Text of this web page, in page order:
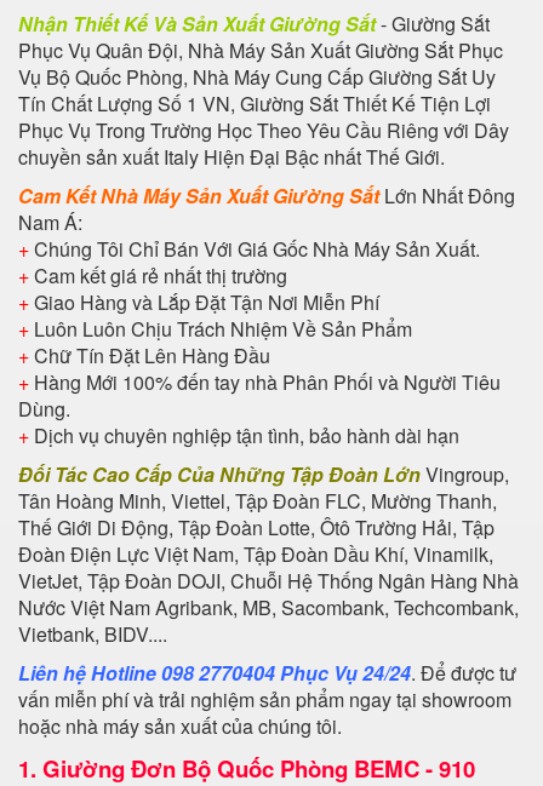
Nhận Thiết Kế Và Sản Xuất Giường Sắt- Giường Sắt
Phục Vụ Quân Đội, Nhà Máy Sản Xuất Giường Sắt Phục
Vụ Bộ Quốc Phòng, Nhà Máy Cung Cấp Giường Sắt Uy
Tín Chất Lượng Số 1 VN, Giường Sắt Thiết Kế Tiện Lợi
Phục Vụ Trong Trường Học Theo Yêu Cầu Riêng với Dây
chuyền sản xuất Italy Hiện Đại Bậc nhất Thế Giới.
Cam Kết Nhà Máy Sản Xuất Giường SắtLớn Nhất Đông
Nam Á:
+Chúng Tôi Chỉ Bán Với Giá Gốc Nhà Máy Sản Xuất.
+Cam kết giá rẻ nhất thị trường
+Giao Hàng và Lắp Đặt Tận Nơi Miễn Phí
+ Luôn Luôn Chịu Trách Nhiệm Về Sản Phẩm
+Chữ Tín Đặt Lên Hàng Đầu
+ Hàng Mới 100% đến tay nhà Phân Phối và Người Tiêu
Dùng.
+ Dịch vụ chuyên nghiệp tận tình, bảo hành dài hạn
Đối Tác Cao Cấp Của Những Tập Đoàn LớnVingroup,
Tân Hoàng Minh, Viettel, Tập Đoàn FLC, Mường Thanh,
Thế Giới Di Động, Tập Đoàn Lotte, Ôtô Trường Hải, Tập
Đoàn Điện Lực Việt Nam, Tập Đoàn Dầu Khí, Vinamilk,
VietJet, Tập Đoàn DOJI, Chuỗi Hệ Thống Ngân Hàng Nhà
Nước Việt Nam Agribank, MB, Sacombank, Techcombank,
Vietbank, BIDV....
Liên hệ Hotline 098 2770404 Phục Vụ 24/24. Để được tư
vấn miễn phí và trải nghiệm sản phẩm ngay tại showroom
hoặc nhà máy sản xuất của chúng tôi.
1. Giường Đơn Bộ Quốc Phòng BEMC - 910